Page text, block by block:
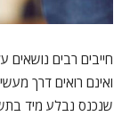
חייבים רבים
ואינם רואים דרך
שנכנס נבלע מיד